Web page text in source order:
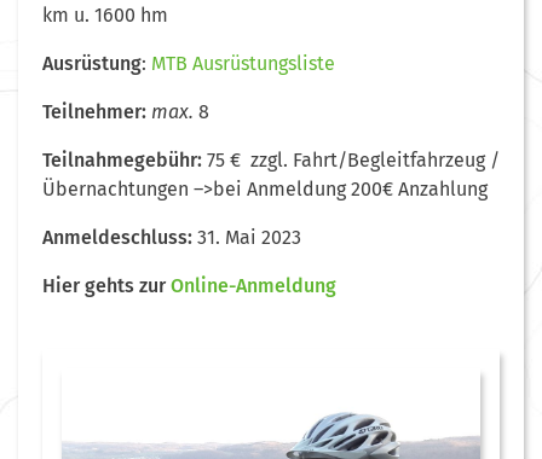
km u. 1600 hm
Ausrüstung: MTB Ausrüstungsliste
Teilnehmer: max. 8
Teilnahmegebühr: 75 € zzgl. Fahrt/Begleitfahrzeug /
Übernachtungen –>bei Anmeldung 200€ Anzahlung
Anmeldeschluss: 31. Mai 2023
Hier gehts zurOnline-Anmeldung